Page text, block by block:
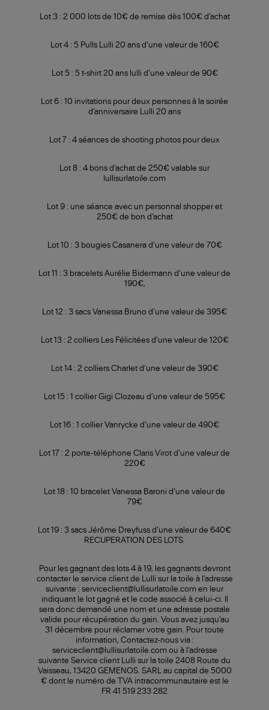
Lot 3 : 2 000 lots de 10€ de remise dès 100€ d’achat
Lot 4 : 5 Pulls Lulli 20 ans d’une valeur de 160€
Lot 5 : 5 t-shirt 20 ans lulli d’une valeur de 90€
Lot 6 : 10 invitations pour deux personnes à la soirée
d’anniversaire Lulli 20 ans
Lot 7 : 4 séances de shooting photos pour deux
Lot 8 : 4 bons d’achat de 250€ valable sur
lullisurlatoile.com
Lot 9 : une séance avec un personnal shopper et
250€ de bon d’achat
Lot 10 : 3 bougies Casanera d’une valeur de 70€
Lot 11 : 3 bracelets Aurélie Bidermann d’une valeur de
190€,
Lot 12 : 3 sacs Vanessa Bruno d’une valeur de 395€
Lot 13 : 2 colliers Les Félicitées d’une valeur de 120€
Lot 14 : 2 colliers Charlet d’une valeur de 390€
Lot 15 : 1 collier Gigi Clozeau d’une valeur de 595€
Lot 16 : 1 collier Vanrycke d’une valeur de 490€
Lot 17 : 2 porte-téléphone Claris Virot d’une valeur de
220€
Lot 18 : 10 bracelet Vanessa Baroni d’une valeur de
79€
Lot 19 : 3 sacs Jérôme Dreyfuss d’une valeur de 640€
RECUPERATION DES LOTS.
Pour les gagnant des lots 4 à 19, les gagnants devront
contacter le service client de Lulli sur la toile à l’adresse
suivante : serviceclient@lullisurlatoile.com en leur
indiquant le lot gagné et le code associé à celui-ci. Il
sera donc demandé une nom et une adresse postale
valide pour récupération du gain. Vous avez jusqu’au
31 décembre pour réclamer votre gain. Pour toute
information, Contactez-nous via :
serviceclient@lullisurlatoile.com ou à l’adresse
suivante Service client Lulli sur la toile 2408 Route du
Vaisseau, 13420 GEMENOS. SARL au capital de 5000
€ dont le numéro de TVA intracommunautaire est le
FR 41 519 233 282